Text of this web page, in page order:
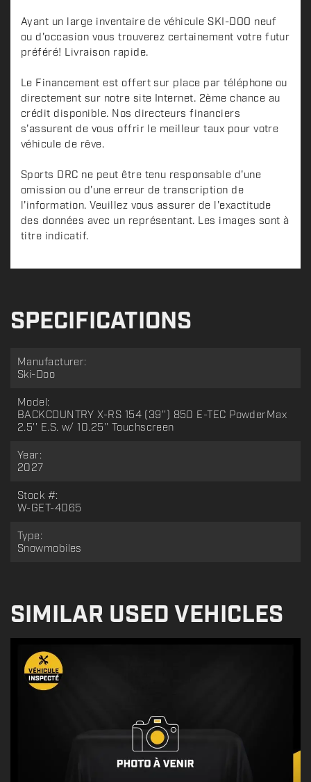
Ayant un large inventaire de véhicule SKI-DOO neuf
ou d'occasion vous trouverez certainement votre futur
préféré! Livraison rapide.
Le Financement est offert sur place par téléphone ou
directement sur notre site Internet. 2ème chance au
crédit disponible. Nos directeurs financiers
s'assurent de vous offrir le meilleur taux pour votre
véhicule de rêve.
Sports DRC ne peut être tenu responsable d'une
omission ou d'une erreur de transcription de
l'information. Veuillez vous assurer de l'exactitude
des données avec un représentant. Les images sont à
titre indicatif.
SPECIFICATIONS
Manufacturer:
Ski-Doo
Model:
BACKCOUNTRY X-RS 154 (39'') 850 E-TEC PowderMax
2.5'' E.S. w/ 10.25'' Touchscreen
Year:
2027
Stock #:
W-GET-4065
Type:
Snowmobiles
SIMILAR USED VEHICLES